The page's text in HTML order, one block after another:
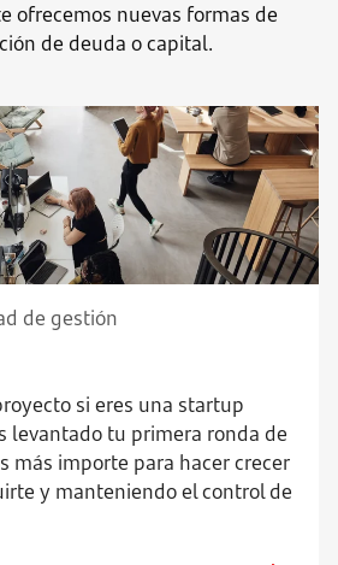
ofrecemos nuevas formas de
de deuda o capital.
de gestión
si eres una startup
levantado tu primera ronda de
más importe para hacer crecer
y manteniendo el control de